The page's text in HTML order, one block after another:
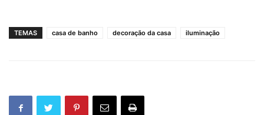
TEMAS casa de banho decoração da casa iluminação